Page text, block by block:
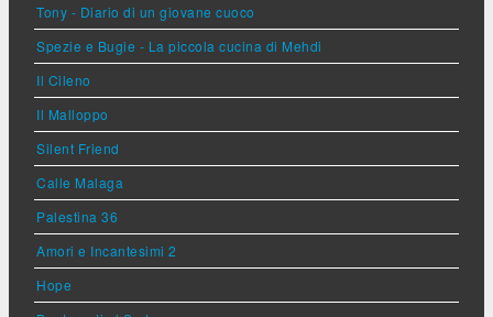
Tony - Diario di un giovane cuoco
Spezie e Bugie - La piccola cucina di Mehdi
Il Cileno
Il Malloppo
Silent Friend
Calle Malaga
Palestina 36
Amori e Incantesimi 2
Hope